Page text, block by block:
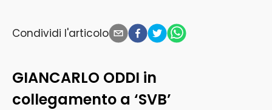
Condividi l'articolo
GIANCARLO ODDI in
collegamento a ‘SVB’